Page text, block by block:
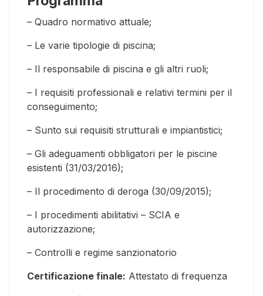
– Quadro normativo attuale;
– Le varie tipologie di piscina;
– Il responsabile di piscina e gli altri ruoli;
– I requisiti professionali e relativi termini per il
conseguimento;
– Sunto sui requisiti strutturali e impiantistici;
– Gli adeguamenti obbligatori per le piscine
esistenti (31/03/2016);
– Il procedimento di deroga (30/09/2015);
– I procedimenti abilitativi – SCIA e
autorizzazione;
– Controlli e regime sanzionatorio
Certificazione finale: Attestato di frequenza